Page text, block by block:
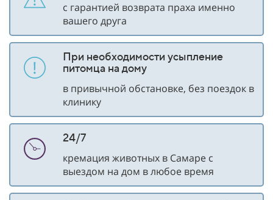
с гарантией возврата праха именно
вашего друга
При необходимости усыпление
питомца на дому
в привычной обстановке, без поездок в
клинику
24/7
кремация животных в Самаре с
выездом на дом в любое время